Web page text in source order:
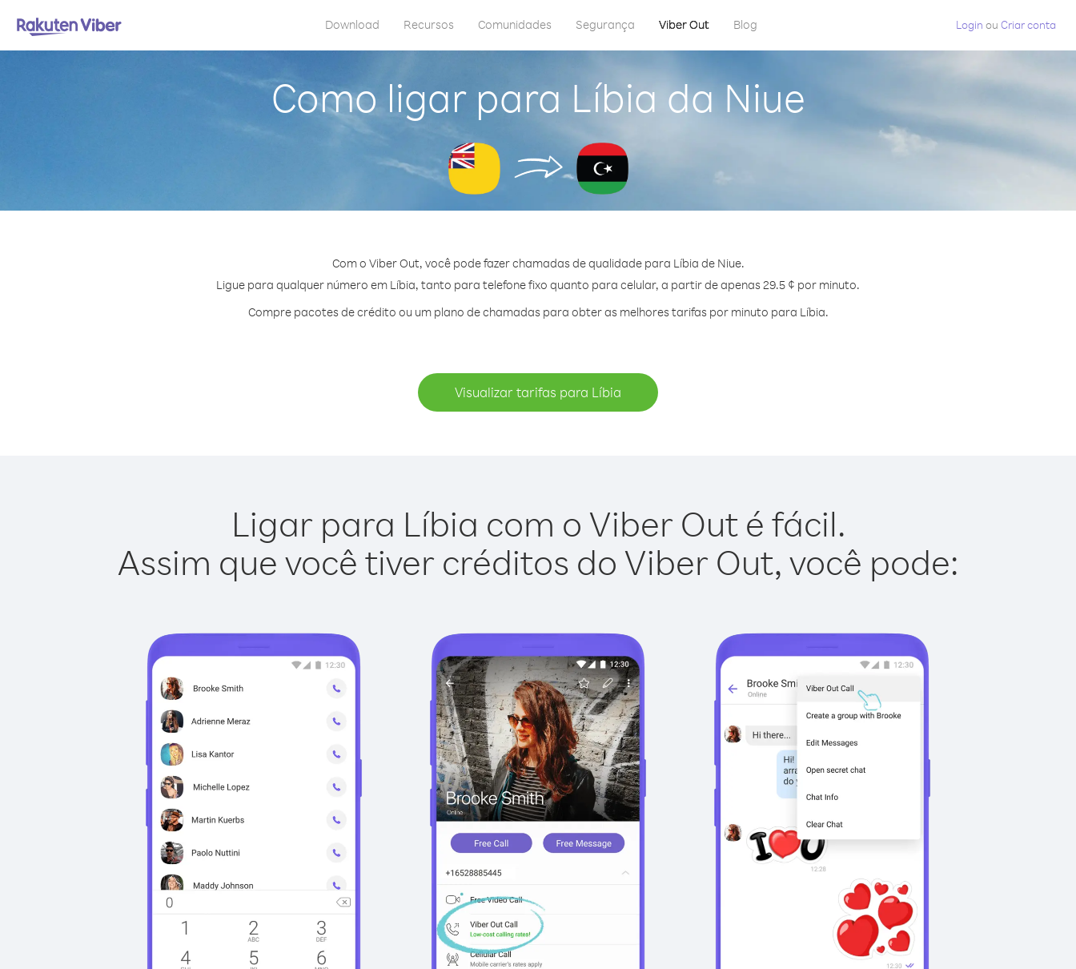
Download Recursos Comunidades Segurança Viber Out Blog Login ou Criar conta
Como ligar para Líbia da Niue
Com o Viber Out, você pode fazer chamadas de qualidade para Líbia de Niue.
Ligue para qualquer número em Líbia, tanto para telefone fixo quanto para celular, a partir de apenas 29.5 ¢ por minuto.
Compre pacotes de crédito ou um plano de chamadas para obter as melhores tarifas por minuto para Líbia.
Visualizar tarifas para Líbia
Ligar para Líbia com o Viber Out é fácil.
Assim que você tiver créditos do Viber Out, você pode: